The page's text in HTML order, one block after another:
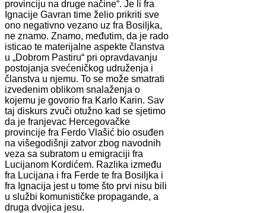
provinciju na druge načine“. Je li fra
Ignacije Gavran time želio prikriti sve
ono negativno vezano uz fra Bosiljka,
ne znamo. Znamo, međutim, da je rado
isticao te materijalne aspekte članstva
u „Dobrom Pastiru“ pri opravdavanju
postojanja svećeničkog udruženja i
članstva u njemu. To se može smatrati
izvedenim oblikom snalaženja o
kojemu je govorio fra Karlo Karin. Sav
taj diskurs zvuči otužno kad se sjetimo
da je franjevac Hercegovačke
provincije fra Ferdo Vlašić bio osuđen
na višegodišnji zatvor zbog navodnih
veza sa subratom u emigraciji fra
Lucijanom Kordićem. Razlika između
fra Lucijana i fra Ferde te fra Bosiljka i
fra Ignacija jest u tome što prvi nisu bili
u službi komunističke propagande, a
druga dvojica jesu.